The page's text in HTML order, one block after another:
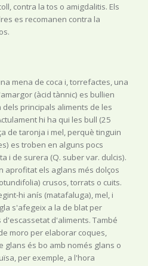
contra la tos o amigdalitis. Els
es recomanen contra la
mena de coca i, torrefactes, una
(àcid tànnic) es bullien
principals aliments de les
hi ha qui les bull (25
de taronja i mel, perquè tinguin
es troben en alguns pocs
i de surera (Q. suber var. dulcis).
aprofitat els aglans més dolços
crusos, torrats o cuits.
hi anís (matafaluga), mel, i
s'afegeix a la de blat per
d'aliments. També
moro per elaborar coques,
glans és bo amb només glans o
per exemple, a l'hora